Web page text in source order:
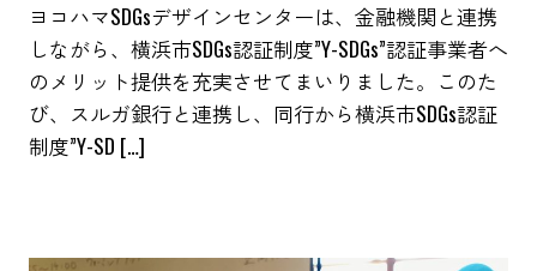
ヨコハマSDGsデザインセンターは、金融機関と連携
しながら、横浜市SDGs認証制度”Y-SDGs”認証事業者へ
のメリット提供を充実させてまいりました。このた
び、スルガ銀行と連携し、同行から横浜市SDGs認証
制度”Y-SD […]